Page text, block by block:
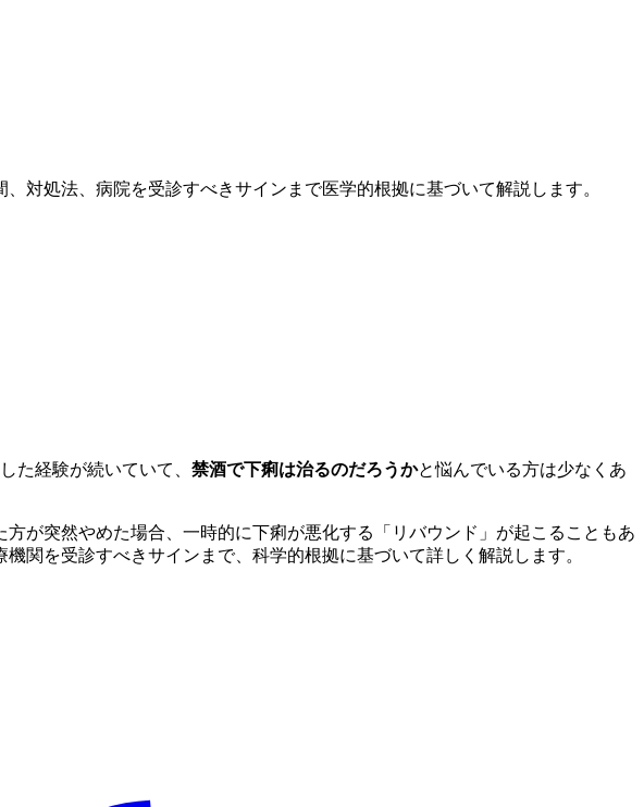
対処法、病院を受診すべきサインまで医学的根拠に基づいて解説します。
た経験が続いていて、 禁酒で下痢は治るのだろうかと悩んでいる方は少なくあ
方が突然やめた場合、一時的に下痢が悪化する「リバウンド」が起こることもあ
関を受診すべきサインまで、科学的根拠に基づいて詳しく解説します。